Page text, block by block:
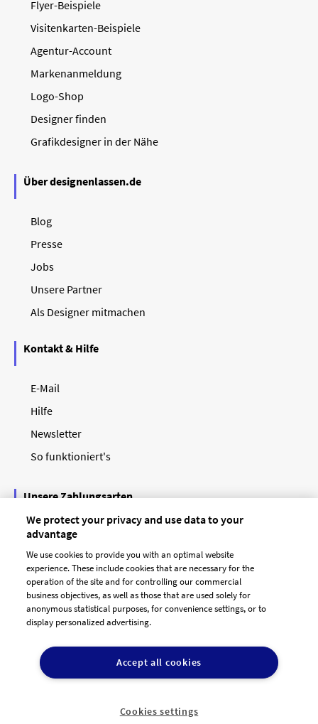
Flyer-Beispiele
Visitenkarten-Beispiele
Agentur-Account
Markenanmeldung
Logo-Shop
Designer finden
Grafikdesigner in der Nähe
Über designenlassen.de
Blog
Presse
Jobs
Unsere Partner
Als Designer mitmachen
Kontakt & Hilfe
E-Mail
Hilfe
Newsletter
So funktioniert's
Unsere Zahlungsarten
AGB Dienstleister
Datenschutz
Impressum
We protect your privacy and use data to your
advantage
We use cookies to provide you with an optimal website
experience. These include cookies that are necessary for the
operation of the site and for controlling our commercial
business objectives, as well as those that are used solely for
anonymous statistical purposes, for convenience settings, or to
display personalized advertising.
Accept all cookies
Cookies settings